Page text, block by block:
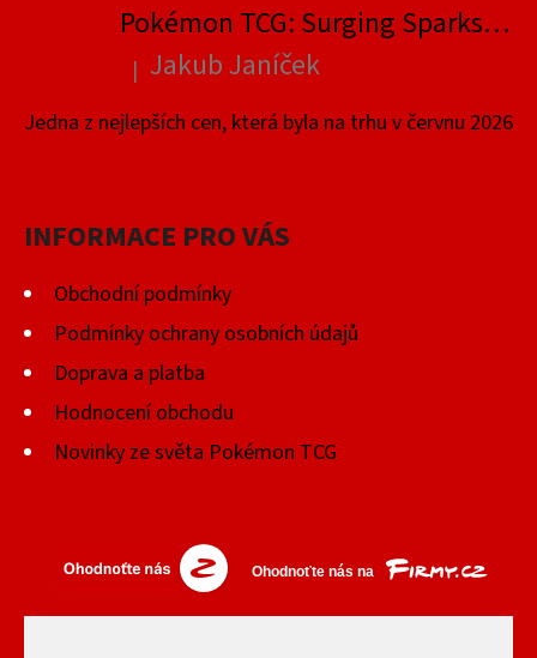
Pokémon TCG: Surging Sparks Elite Trainer Box
Hodnocení produktu je 4 z 5 hvězdiček.
| Jakub Janíček
Jedna z nejlepších cen, která byla na trhu v červnu 2026
INFORMACE PRO VÁS
Obchodní podmínky
Podmínky ochrany osobních údajů
Doprava a platba
Hodnocení obchodu
Novinky ze světa Pokémon TCG